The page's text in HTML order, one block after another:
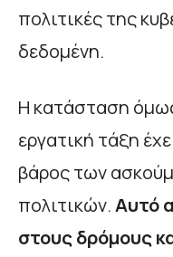
πολιτικές της
δεδομένη.
Η κατάσταση
εργατική τάξη
βάρος των
πολιτικών.Αυτό
στους δρόμους